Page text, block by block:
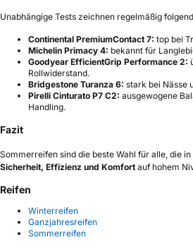
Unabhängige Tests zeichnen regelmäßig
Continental PremiumContact 7: top bei
Michelin Primacy 4: bekannt für
Goodyear EfficientGrip Performance 2:
Rollwiderstand.
Bridgestone Turanza 6: stark bei Nässe
Pirelli Cinturato P7 C2: ausgewogene
Handling.
Fazit
Sommerreifen sind die beste Wahl für alle, die
Sicherheit, Effizienz und Komfort auf hohem
Reifen
Winterreifen
Ganzjahresreifen
Sommerreifen